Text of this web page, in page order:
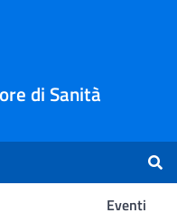
di Sanità
Eventi